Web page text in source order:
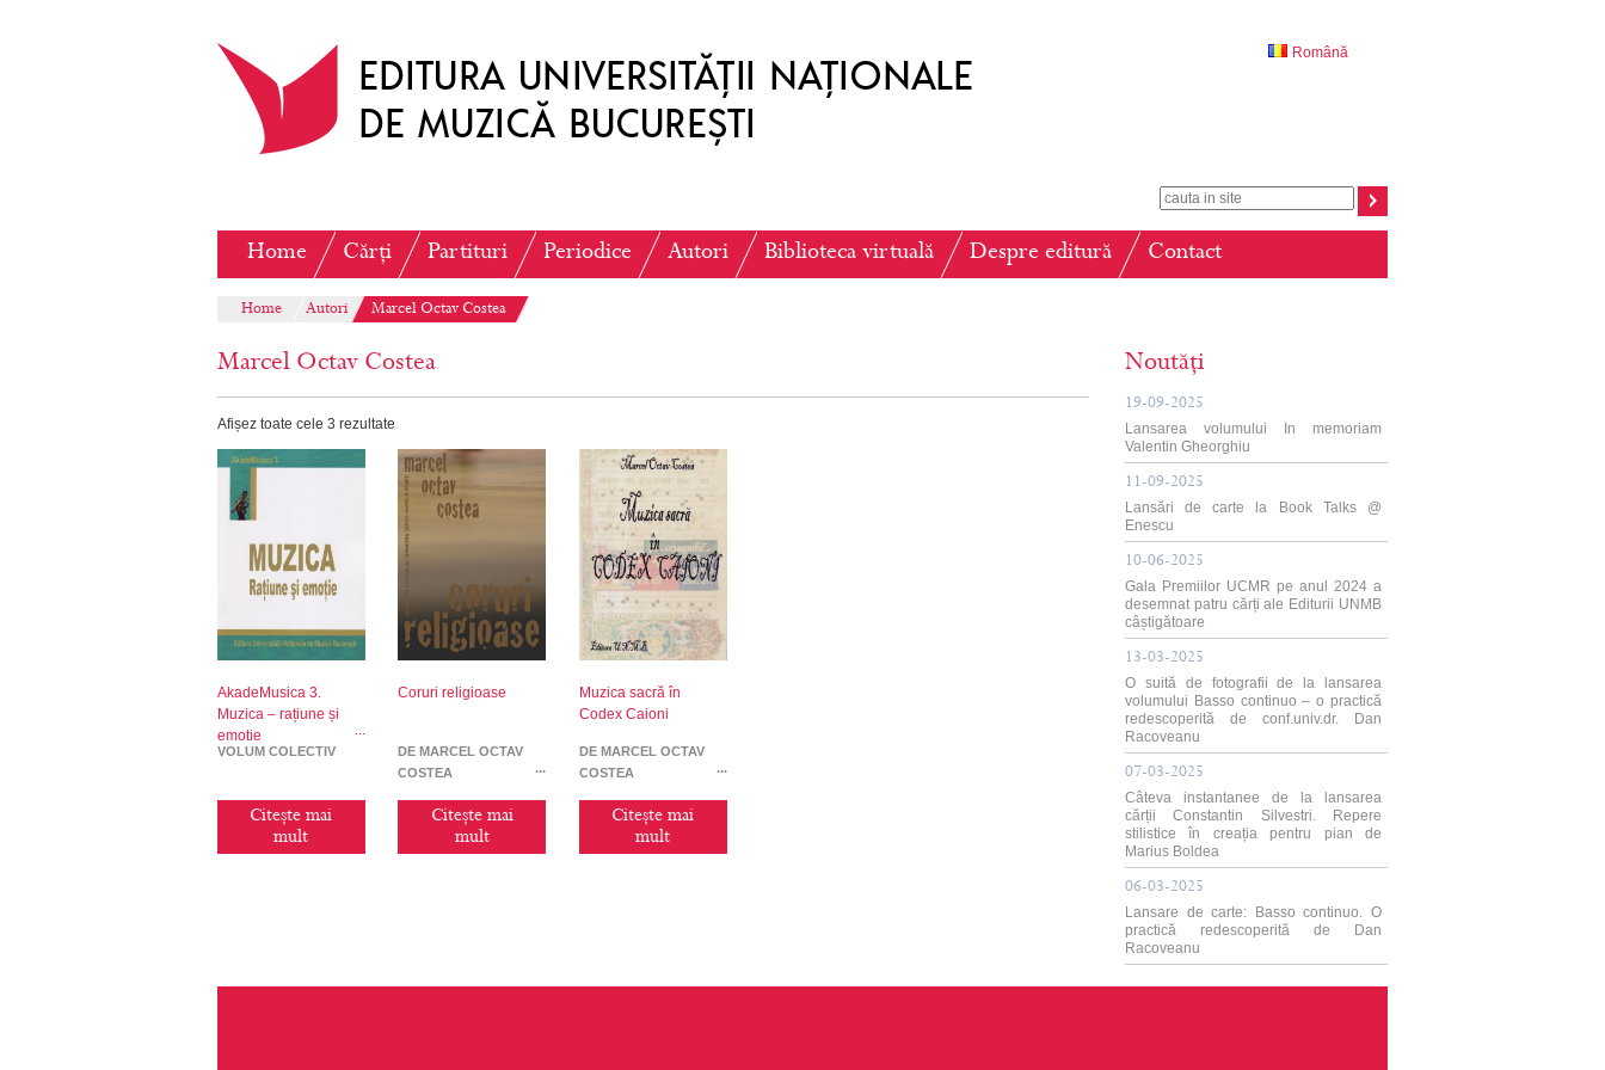
Română
Home Cărți Partituri Periodice Autori Biblioteca virtuală Despre editură Contact
Home Autori Marcel Octav Costea
Marcel Octav Costea
Afișez toate cele 3 rezultate
AkadeMusica 3.
Muzica – rațiune și
emoție
VOLUM COLECTIV
Citește mai
mult
Coruri religioase
DE MARCEL OCTAV
COSTEA
Citește mai
mult
Muzica sacră în
Codex Caioni
DE MARCEL OCTAV
COSTEA
Citește mai
mult
Noutăți
19-09-2025
Lansarea volumului In memoriam
Valentin Gheorghiu
11-09-2025
Lansări de carte la Book Talks @
Enescu
10-06-2025
Gala Premiilor UCMR pe anul 2024 a
desemnat patru cărți ale Editurii UNMB
câștigătoare
13-03-2025
O suită de fotografii de la lansarea
volumului Basso continuo – o practică
redescoperită de conf.univ.dr. Dan
Racoveanu
07-03-2025
Câteva instantanee de la lansarea
cărții Constantin Silvestri. Repere
stilistice în creația pentru pian de
Marius Boldea
06-03-2025
Lansare de carte: Basso continuo. O
practică redescoperită de Dan
Racoveanu